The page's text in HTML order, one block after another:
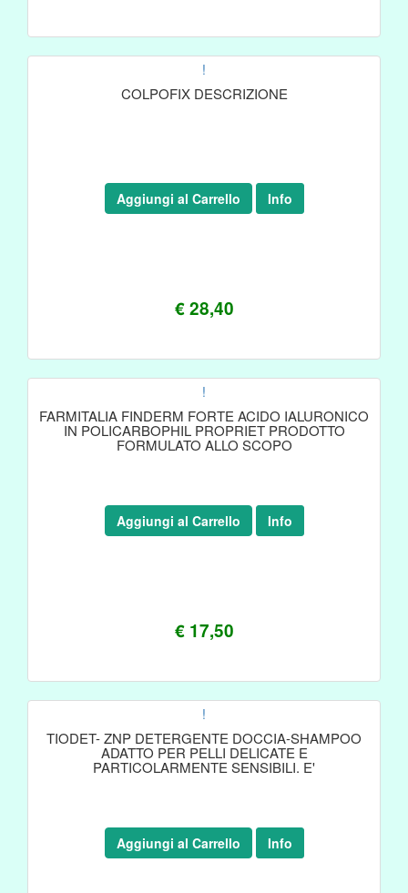
!
COLPOFIX DESCRIZIONE
€ 28,40
Aggiungi al Carrello Info
!
FARMITALIA FINDERM FORTE ACIDO IALURONICO
IN POLICARBOPHIL PROPRIET PRODOTTO
FORMULATO ALLO SCOPO
€ 17,50
Aggiungi al Carrello Info
!
TIODET- ZNP DETERGENTE DOCCIA-SHAMPOO
ADATTO PER PELLI DELICATE E
PARTICOLARMENTE SENSIBILI. E'
Aggiungi al Carrello Info